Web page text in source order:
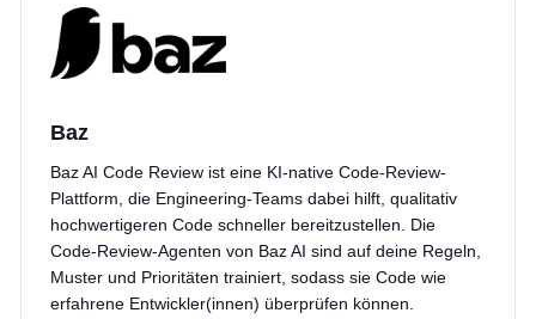
Baz
Baz AI Code Review ist eine KI-native Code-Review-
Plattform, die Engineering-Teams dabei hilft, qualitativ
hochwertigeren Code schneller bereitzustellen. Die
Code-Review-Agenten von Baz AI sind auf deine Regeln,
Muster und Prioritäten trainiert, sodass sie Code wie
erfahrene Entwickler(innen) überprüfen können.